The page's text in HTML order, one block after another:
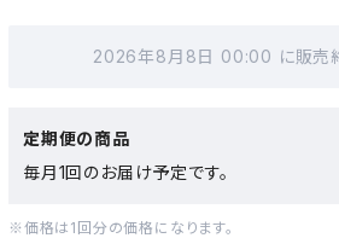
2026年8月8日 00:00 に販売
定期便の商品
毎月1回のお届け予定です。
※価格は1回分の価格になります。